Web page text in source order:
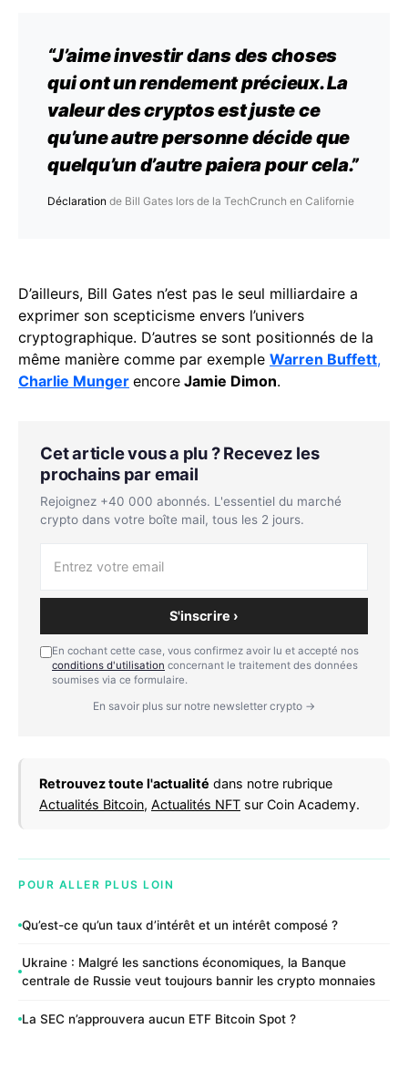
“J’aime investir dans des choses
qui ont un rendement précieux. La
valeur des cryptos est juste ce
qu’une autre personne décide que
quelqu’un d’autre paiera pour cela.”
Déclaration de Bill Gates lors de la TechCrunch en Californie
D’ailleurs, Bill Gates n’est pas le seul milliardaire a
exprimer son scepticisme envers l’univers
cryptographique. D’autres se sont positionnés de la
même manière comme par exemple Warren Buffett,
Charlie Munger encore Jamie Dimon.
Cet article vous a plu ? Recevez les
prochains par email
Rejoignez +40 000 abonnés. L'essentiel du marché
crypto dans votre boîte mail, tous les 2 jours.
S'inscrire ›
En cochant cette case, vous confirmez avoir lu et accepté nos
conditions d'utilisation concernant le traitement des données
soumises via ce formulaire.
En savoir plus sur notre newsletter crypto →
Retrouvez toute l'actualité dans notre rubrique
Actualités Bitcoin, Actualités NFT sur Coin Academy.
POUR ALLER PLUS LOIN
Qu’est-ce qu’un taux d’intérêt et un intérêt composé ?
Ukraine : Malgré les sanctions économiques, la Banque
centrale de Russie veut toujours bannir les crypto monnaies
La SEC n’approuvera aucun ETF Bitcoin Spot ?